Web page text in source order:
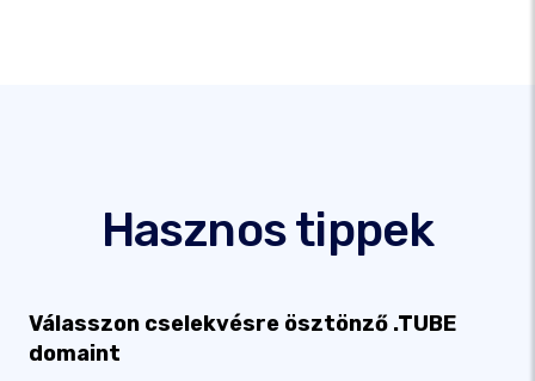
Hasznos tippek
Válasszon cselekvésre ösztönző .TUBE
domaint